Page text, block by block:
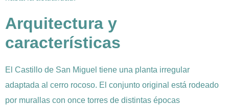
Arquitectura y
características
El Castillo de San Miguel tiene una planta irregular
adaptada al cerro rocoso. El conjunto original está rodeado
por murallas con once torres de distintas épocas